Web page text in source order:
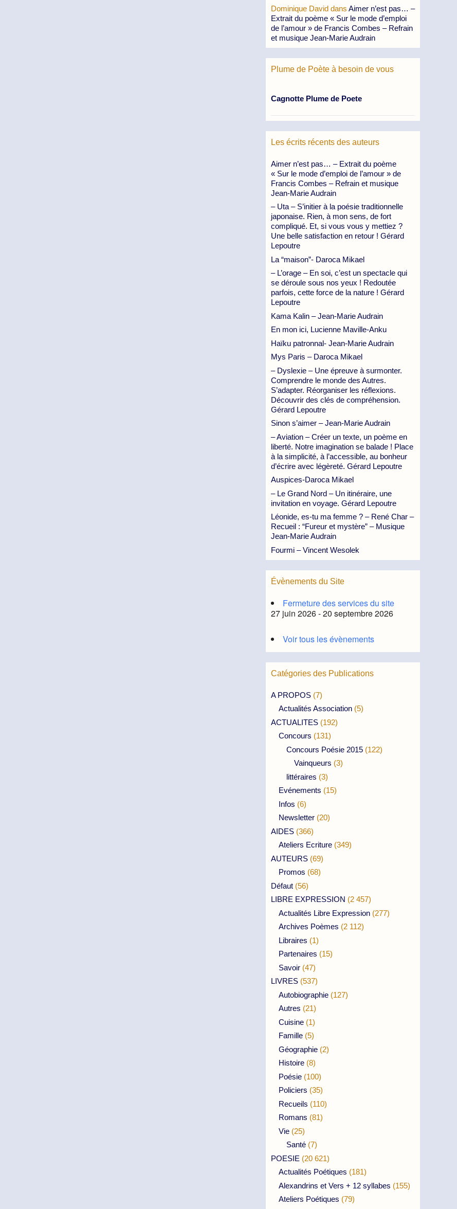
Dominique David dans Aimer n’est pas… –
Extrait du poème « Sur le mode d’emploi
de l’amour » de Francis Combes – Refrain
et musique Jean-Marie Audrain
Plume de Poète à besoin de vous
Cagnotte Plume de Poete
Les écrits récents des auteurs
Aimer n’est pas… – Extrait du poème
« Sur le mode d’emploi de l’amour » de
Francis Combes – Refrain et musique
Jean-Marie Audrain
– Uta – S’initier à la poésie traditionnelle
japonaise. Rien, à mon sens, de fort
compliqué. Et, si vous vous y mettiez ?
Une belle satisfaction en retour ! Gérard
Lepoutre
La “maison”- Daroca Mikael
– L’orage – En soi, c’est un spectacle qui
se déroule sous nos yeux ! Redoutée
parfois, cette force de la nature ! Gérard
Lepoutre
Kama Kalin – Jean-Marie Audrain
En mon ici, Lucienne Maville-Anku
Haïku patronnal- Jean-Marie Audrain
Mys Paris – Daroca Mikael
– Dyslexie – Une épreuve à surmonter.
Comprendre le monde des Autres.
S’adapter. Réorganiser les réflexions.
Découvrir des clés de compréhension.
Gérard Lepoutre
Sinon s’aimer – Jean-Marie Audrain
– Aviation – Créer un texte, un poème en
liberté. Notre imagination se balade ! Place
à la simplicité, à l’accessible, au bonheur
d’écrire avec légèreté. Gérard Lepoutre
Auspices-Daroca Mikael
– Le Grand Nord – Un itinéraire, une
invitation en voyage. Gérard Lepoutre
Léonide, es-tu ma femme ? – René Char –
Recueil : “Fureur et mystère” – Musique
Jean-Marie Audrain
Fourmi – Vincent Wesolek
Évènements du Site
Fermeture des services du site
27 juin 2026 - 20 septembre 2026
Voir tous les évènements
Catégories des Publications
A PROPOS (7)
Actualités Association (5)
ACTUALITES (192)
Concours (131)
Concours Poésie 2015 (122)
Vainqueurs (3)
littéraires (3)
Evénements (15)
Infos (6)
Newsletter (20)
AIDES (366)
Ateliers Ecriture (349)
AUTEURS (69)
Promos (68)
Défaut (56)
LIBRE EXPRESSION (2 457)
Actualités Libre Expression (277)
Archives Poèmes (2 112)
Libraires (1)
Partenaires (15)
Savoir (47)
LIVRES (537)
Autobiographie (127)
Autres (21)
Cuisine (1)
Famille (5)
Géographie (2)
Histoire (8)
Poésie (100)
Policiers (35)
Recueils (110)
Romans (81)
Vie (25)
Santé (7)
POESIE (20 621)
Actualités Poétiques (181)
Alexandrins et Vers + 12 syllabes (155)
Ateliers Poétiques (79)